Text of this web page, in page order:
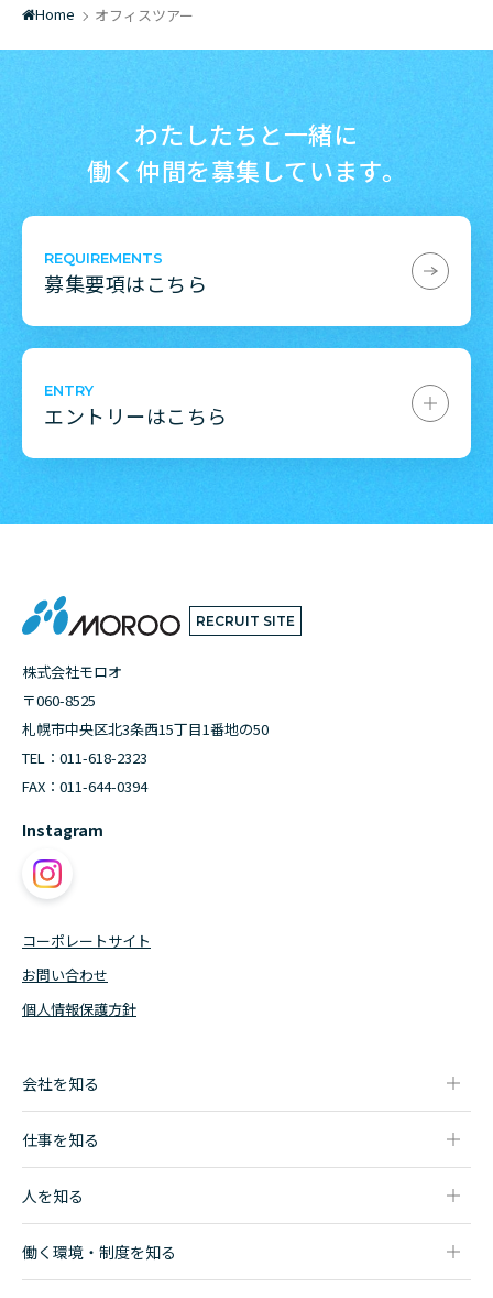
Home オフィスツアー
わたしたちと一緒に
働く仲間を募集しています。
REQUIREMENTS
募集要項はこちら
ENTRY
エントリーはこちら
RECRUIT SITE
株式会社モロオ
〒060-8525
札幌市中央区北3条西15丁目1番地の50
TEL： 011-618-2323
FAX：011-644-0394
Instagram
コーポレートサイト
お問い合わせ
個人情報保護方針
会社を知る
人事担当者からのメッセージ
仕事を知る
SE - システムエンジニア
OP - オペレーター
人を知る
働く環境・制度を知る